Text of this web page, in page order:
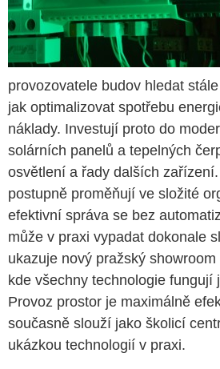
provozovatele budov hledat
jak optimalizovat spotřebu
náklady. Investují proto do
solárních panelů a tepelných
osvětlení a řady dalších
postupně proměňují ve složité
efektivní správa se bez
může v praxi vypadat dokonale
ukazuje nový pražský
kde všechny technologie fungují
Provoz prostor je maximálně
současně slouží jako školicí
ukázkou technologií v praxi.